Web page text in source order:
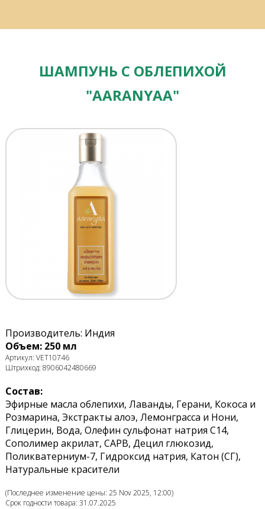
ШАМПУНЬ С ОБЛЕПИХОЙ
"AARANYAA"
Производитель: Индия
Объем: 250 мл
Артикул: VET10746
Штрихкод: 8906042480669
Состав:
Эфирные масла облепихи, Лаванды, Герани, Кокоса и
Розмарина, Экстракты алоэ, Лемонграсса и Нони,
Глицерин, Вода, Олефин сульфонат натрия С14,
Сополимер акрилат, САРВ, Децил глюкозид,
Поликватерниум-7, Гидроксид натрия, Катон (СГ),
Натуральные красители
(Последнее изменение цены: 25 Nov 2025, 12:00)
Срок годности товара: 31.07.2025